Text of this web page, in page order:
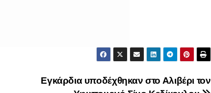
Εγκάρδια υποδέχθηκαν στο Αλιβέρι τον